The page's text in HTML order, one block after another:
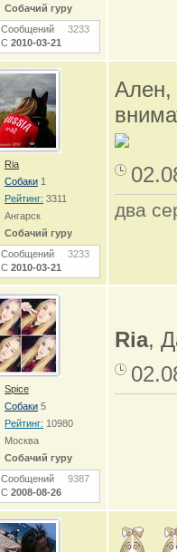
Собачий гуру
Сообщений 3233
С 2010-03-21
Ria
Собаки 1
Рейтинг: 3311
Ангарск
Собачий гуру
Сообщений 3233
С 2010-03-21
Ален,
два
Spice
Собаки 5
Рейтинг: 10980
Москва
Собачий гуру
Сообщений 9387
С 2008-08-26
Ria,